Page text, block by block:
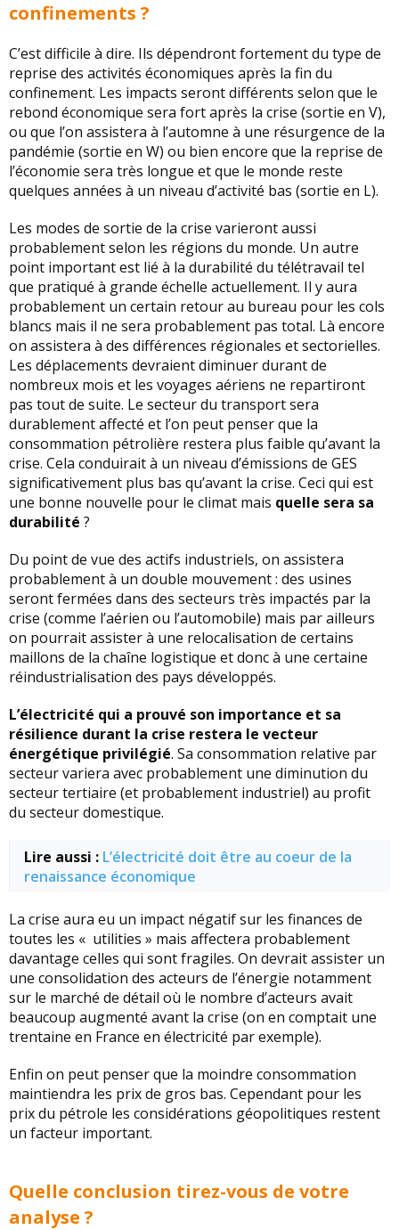
confinements ?
C’est difficile à dire. Ils dépendront fortement du type de
reprise des activités économiques après la fin du
confinement. Les impacts seront différents selon que le
rebond économique sera fort après la crise (sortie en V),
ou que l’on assistera à l’automne à une résurgence de la
pandémie (sortie en W) ou bien encore que la reprise de
l’économie sera très longue et que le monde reste
quelques années à un niveau d’activité bas (sortie en L).
Les modes de sortie de la crise varieront aussi
probablement selon les régions du monde. Un autre
point important est lié à la durabilité du télétravail tel
que pratiqué à grande échelle actuellement. Il y aura
probablement un certain retour au bureau pour les cols
blancs mais il ne sera probablement pas total. Là encore
on assistera à des différences régionales et sectorielles.
Les déplacements devraient diminuer durant de
nombreux mois et les voyages aériens ne repartiront
pas tout de suite. Le secteur du transport sera
durablement affecté et l’on peut penser que la
consommation pétrolière restera plus faible qu’avant la
crise. Cela conduirait à un niveau d’émissions de GES
significativement plus bas qu’avant la crise. Ceci qui est
une bonne nouvelle pour le climat mais quelle sera sa
durabilité ?
Du point de vue des actifs industriels, on assistera
probablement à un double mouvement : des usines
seront fermées dans des secteurs très impactés par la
crise (comme l’aérien ou l’automobile) mais par ailleurs
on pourrait assister à une relocalisation de certains
maillons de la chaîne logistique et donc à une certaine
réindustrialisation des pays développés.
L’électricité qui a prouvé son importance et sa
résilience durant la crise restera le vecteur
énergétique privilégié. Sa consommation relative par
secteur variera avec probablement une diminution du
secteur tertiaire (et probablement industriel) au profit
du secteur domestique.
Lire aussi : L’électricité doit être au coeur de la
renaissance économique
La crise aura eu un impact négatif sur les finances de
toutes les « utilities » mais affectera probablement
davantage celles qui sont fragiles. On devrait assister un
une consolidation des acteurs de l’énergie notamment
sur le marché de détail où le nombre d’acteurs avait
beaucoup augmenté avant la crise (on en comptait une
trentaine en France en électricité par exemple).
Enfin on peut penser que la moindre consommation
maintiendra les prix de gros bas. Cependant pour les
prix du pétrole les considérations géopolitiques restent
un facteur important.
Quelle conclusion tirez-vous de votre
analyse ?